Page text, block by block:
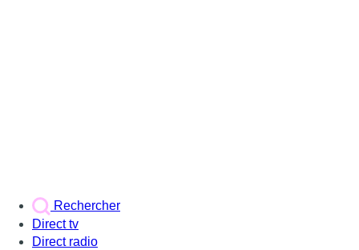
Rechercher
Direct tv
Direct radio